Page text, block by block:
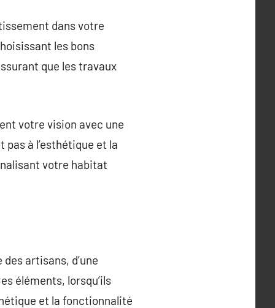
dans votre
les bons
que les travaux
votre vision avec une
à l’esthétique et la
votre habitat
artisans, d’une
éléments, lorsqu’ils
et la fonctionnalité